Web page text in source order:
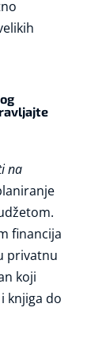
na
financija
privatnu
koji
knjiga do